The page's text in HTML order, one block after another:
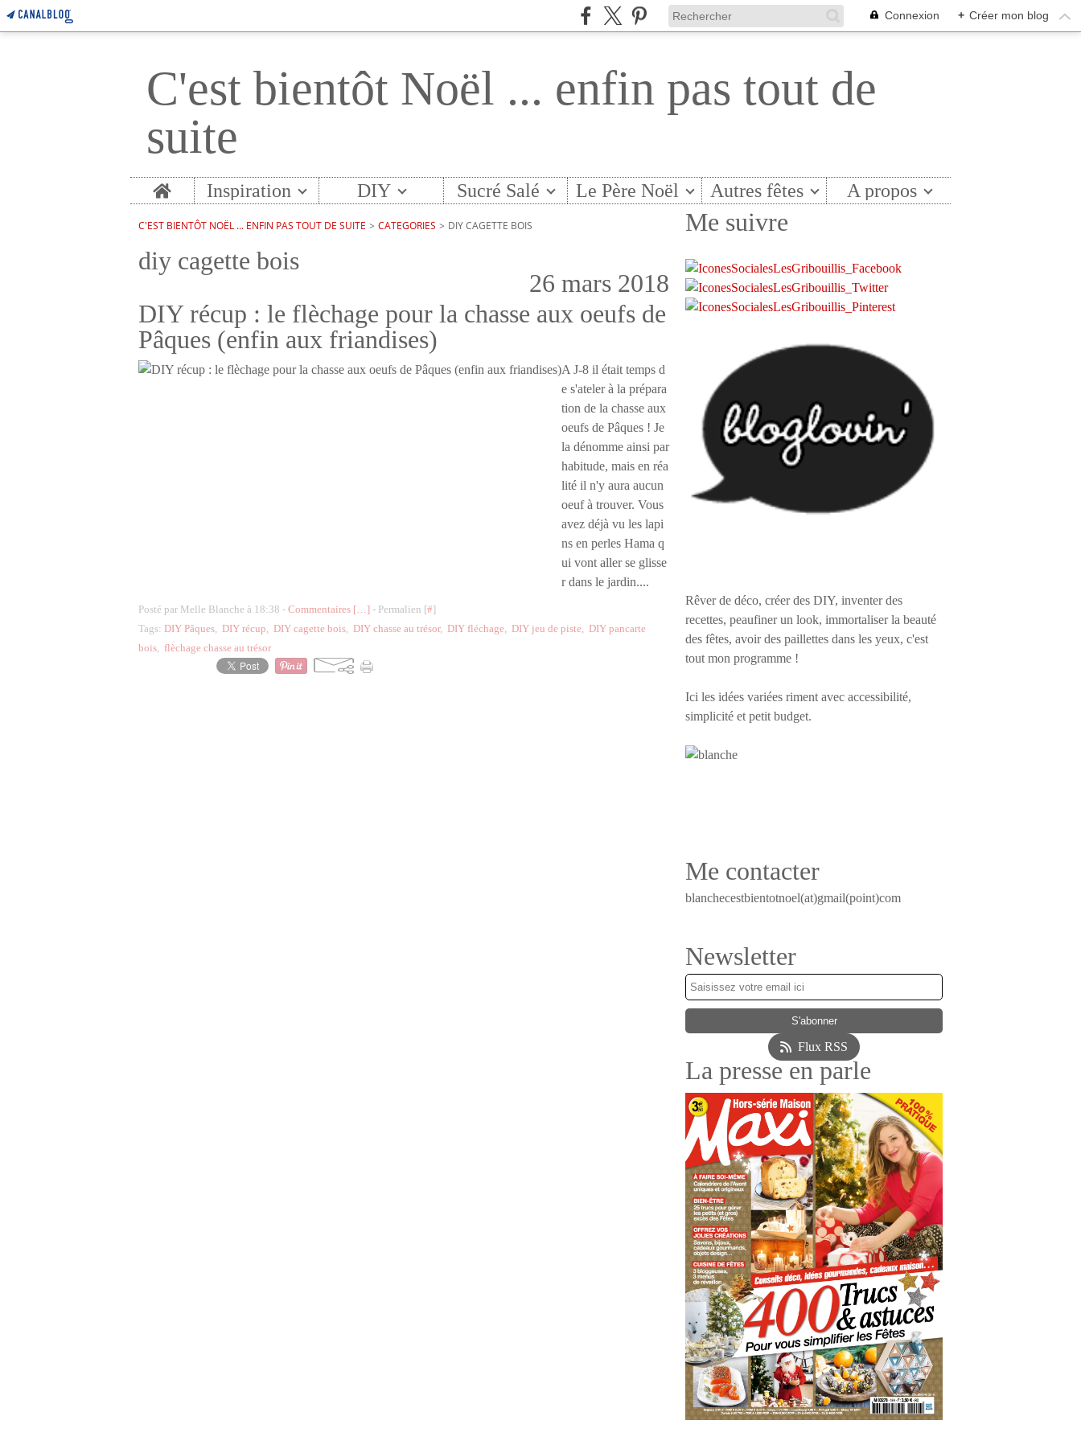
Connexion + Créer mon blog
C'est bientôt Noël ... enfin pas tout de
suite
Home Inspiration DIY Sucré Salé Le Père Noël Autres fêtes A propos
C'EST BIENTÔT NOËL ... ENFIN PAS TOUT DE SUITE > CATEGORIES > DIY CAGETTE BOIS
diy cagette bois
26 mars 2018
DIY récup : le flèchage pour la chasse aux oeufs de
Pâques (enfin aux friandises)
A J-8 il était temps d
e s'ateler à la prépara
tion de la chasse aux
oeufs de Pâques ! Je
la dénomme ainsi par
habitude, mais en réa
lité il n'y aura aucun
oeuf à trouver. Vous
avez déjà vu les lapi
ns en perles Hama q
ui vont aller se glisse
r dans le jardin....
Posté par Melle Blanche à 18:38 - Commentaires […] - Permalien [#]
Tags: DIY Pâques, DIY récup, DIY cagette bois, DIY chasse au trésor, DIY fléchage, DIY jeu de piste, DIY pancarte
bois, flèchage chasse au trésor
Me suivre
Rêver de déco, créer des DIY, inventer des
recettes, peaufiner un look, immortaliser la beauté
des fêtes, avoir des paillettes dans les yeux, c'est
tout mon programme !
Ici les idées variées riment avec accessibilité,
simplicité et petit budget.
Me contacter
blanchecestbientotnoel(at)gmail(point)com
Newsletter
Flux RSS
La presse en parle